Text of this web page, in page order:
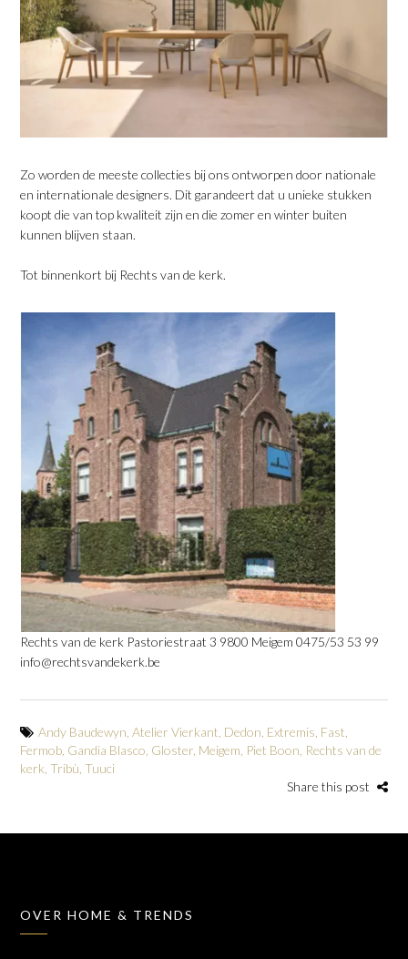
Zo worden de meeste collecties bij ons ontworpen door nationale
en internationale designers. Dit garandeert dat u unieke stukken
koopt die van top kwaliteit zijn en die zomer en winter buiten
kunnen blijven staan.
Tot binnenkort bij Rechts van de kerk.
Rechts van de kerk Pastoriestraat 3 9800 Meigem 0475/53 53 99
info@rechtsvandekerk.be
Andy Baudewyn ,Atelier Vierkant Dedon Extremis Fast
Fermob Gandia Blasco Gloster Meigem Piet Boon Rechts van de
kerk ,Tribù ,Tuuci
Share this post
OVER HOME & TRENDS